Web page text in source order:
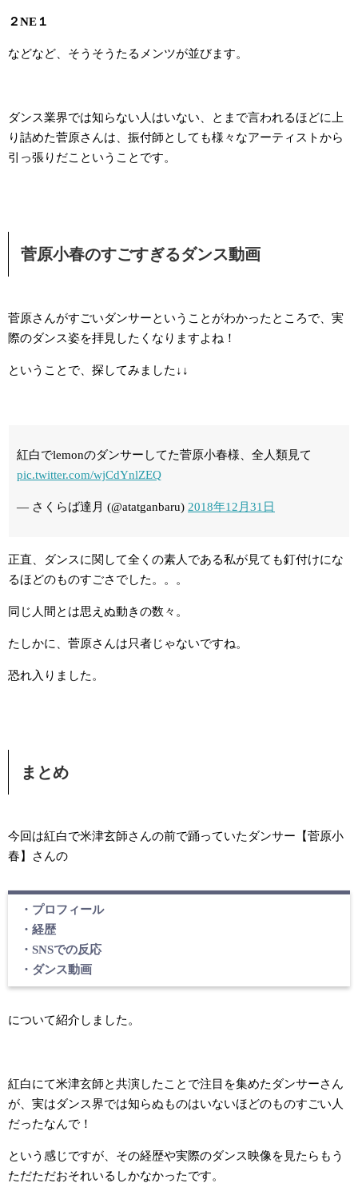
２NE１
などなど、そうそうたるメンツが並びます。
ダンス業界では知らない人はいない、とまで言われるほどに上
り詰めた菅原さんは、振付師としても様々なアーティストから
引っ張りだこということです。
菅原小春のすごすぎるダンス動画
菅原さんがすごいダンサーということがわかったところで、実
際のダンス姿を拝見したくなりますよね！
ということで、探してみました↓↓
紅白でlemonのダンサーしてた菅原小春様、全人類見て
pic.twitter.com/wjCdYnlZEQ
— さくらば達月 (@atatganbaru) 2018年12月31日
正直、ダンスに関して全くの素人である私が見ても釘付けにな
るほどのものすごさでした。。。
同じ人間とは思えぬ動きの数々。
たしかに、菅原さんは只者じゃないですね。
恐れ入りました。
まとめ
今回は紅白で米津玄師さんの前で踊っていたダンサー【菅原小
春】さんの
・プロフィール
・経歴
・SNSでの反応
・ダンス動画
について紹介しました。
紅白にて米津玄師と共演したことで注目を集めたダンサーさん
が、実はダンス界では知らぬものはいないほどのものすごい人
だったなんで！
という感じですが、その経歴や実際のダンス映像を見たらもう
ただただおそれいるしかなかったです。